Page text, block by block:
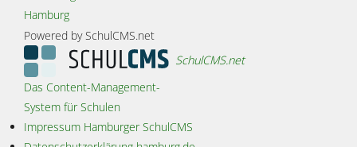
Hamburg
Powered by SchulCMS.net
SchulCMS.net
Das Content-Management-
System für Schulen
Impressum Hamburger SchulCMS